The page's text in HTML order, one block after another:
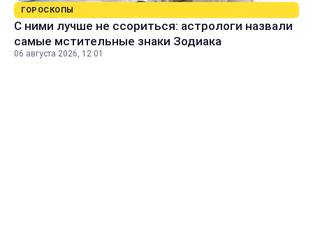
ГОРОСКОПЫ
С ними лучше не ссориться: астрологи назвали
самые мстительные знаки Зодиака
06 августа 2026, 12:01